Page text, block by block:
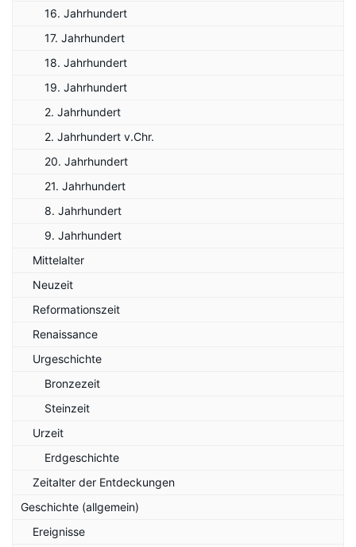
16. Jahrhundert
17. Jahrhundert
18. Jahrhundert
19. Jahrhundert
2. Jahrhundert
2. Jahrhundert v.Chr.
20. Jahrhundert
21. Jahrhundert
8. Jahrhundert
9. Jahrhundert
Mittelalter
Neuzeit
Reformationszeit
Renaissance
Urgeschichte
Bronzezeit
Steinzeit
Urzeit
Erdgeschichte
Zeitalter der Entdeckungen
Geschichte (allgemein)
Ereignisse